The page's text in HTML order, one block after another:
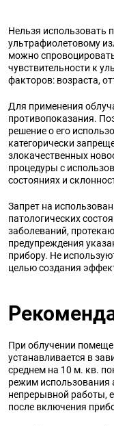
Нельзя использовать
ультрафиолетовому
можно
чувствительности к
факторов: возраста,
Для применения
противопоказания.
решение о его
категорически
злокачественных
процедуры с
состояниях и
Запрет на
патологических
заболеваний,
предупреждения
прибору. Не
целью создания
При облучении
устанавливается в
среднем на 10 м. кв.
режим использования
непрерывной работы,
после включения